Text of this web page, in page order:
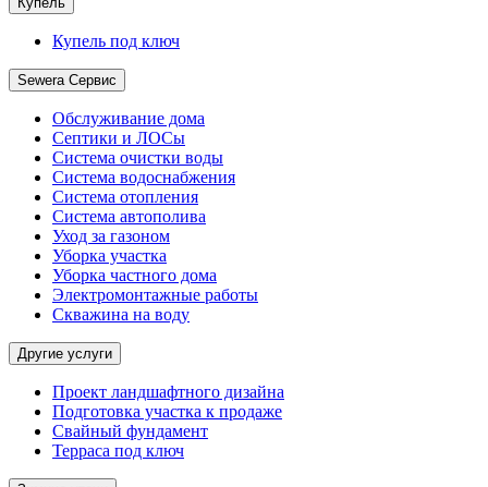
Купель под ключ
Sewera Сервис
Обслуживание дома
Септики и ЛОСы
Система очистки воды
Система водоснабжения
Система отопления
Система автополива
Уход за газоном
Уборка участка
Уборка частного дома
Электромонтажные работы
Скважина на воду
Другие услуги
Проект ландшафтного дизайна
Подготовка участка к продаже
Свайный фундамент
Терраса под ключ